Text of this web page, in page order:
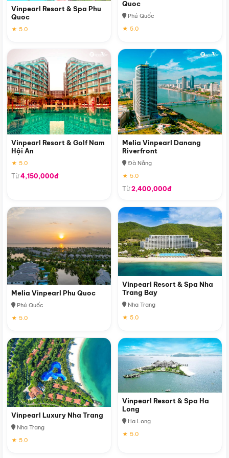
Vinpearl Resort & Spa Phu
Quoc
★ 5.0
Quoc
Phú Quốc
★ 5.0
Vinpearl Resort & Golf Nam
Hội An
★ 5.0
Từ4,150,000đ
Melia Vinpearl Danang
Riverfront
Đà Nẵng
★ 5.0
Từ2,400,000đ
Melia Vinpearl Phu Quoc
Phú Quốc
★ 5.0
Vinpearl Resort & Spa Nha
Trang Bay
Nha Trang
★ 5.0
Vinpearl Luxury Nha Trang
Nha Trang
★ 5.0
Vinpearl Resort & Spa Ha
Long
Hạ Long
★ 5.0